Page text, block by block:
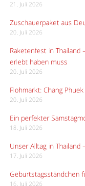
21. Juli 2026
Zuschauerpaket aus
20. Juli 2026
Raketenfest in Thailand
erlebt haben muss
20. Juli 2026
Flohmarkt: Chang
20. Juli 2026
Ein perfekter
18. Juli 2026
Unser Alltag in
17. Juli 2026
Geburtstagsständchen
16. Juli 2026